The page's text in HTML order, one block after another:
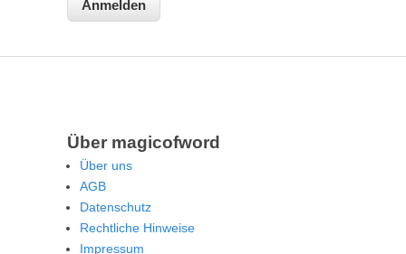
Über magicofword
Über uns
AGB
Datenschutz
Rechtliche Hinweise
Impressum